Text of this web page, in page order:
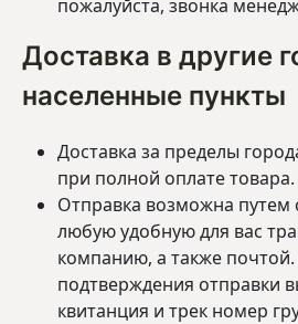
пожалуйста, звонка
Доставка в другие
населенные пункты
Доставка за пределы
при полной оплате товара.
Отправка возможна путем
любую удобную для вас
компанию, а также почтой.
подтверждения отправки
квитанция и трек номер